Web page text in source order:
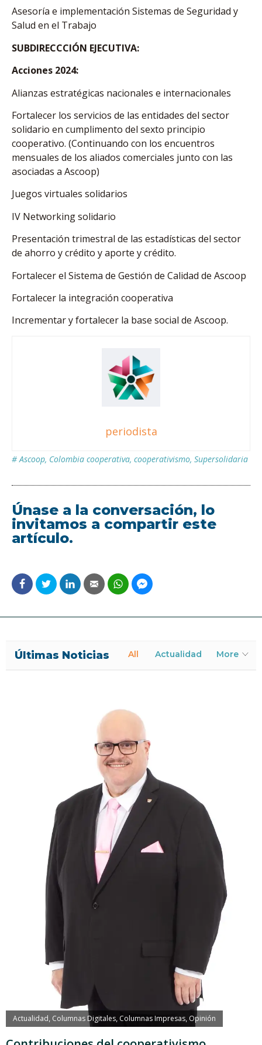
Asesoría e implementación Sistemas de Seguridad y
Salud en el Trabajo
SUBDIRECCCIÓN EJECUTIVA:
Acciones 2024:
Alianzas estratégicas nacionales e internacionales
Fortalecer los servicios de las entidades del sector
solidario en cumplimento del sexto principio
cooperativo. (Continuando con los encuentros
mensuales de los aliados comerciales junto con las
asociadas a Ascoop)
Juegos virtuales solidarios
IV Networking solidario
Presentación trimestral de las estadísticas del sector
de ahorro y crédito y aporte y crédito.
Fortalecer el Sistema de Gestión de Calidad de Ascoop
Fortalecer la integración cooperativa
Incrementar y fortalecer la base social de Ascoop.
periodista
# Ascoop, Colombia cooperativa, cooperativismo, Supersolidaria
Únase a la conversación, lo
invitamos a compartir este
artículo.
Últimas Noticias All Actualidad More
Actualidad, Columnas Digitales, Columnas Impresas, Opinión